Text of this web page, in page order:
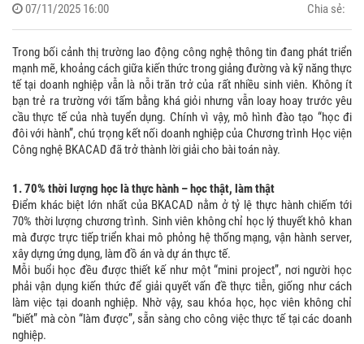
07/11/2025 16:00 Chia sẻ:
Trong bối cảnh thị trường lao động công nghệ thông tin đang phát triển
mạnh mẽ, khoảng cách giữa kiến thức trong giảng đường và kỹ năng thực
tế tại doanh nghiệp vẫn là nỗi trăn trở của rất nhiều sinh viên. Không ít
bạn trẻ ra trường với tấm bằng khá giỏi nhưng vẫn loay hoay trước yêu
cầu thực tế của nhà tuyển dụng. Chính vì vậy, mô hình đào tạo “học đi
đôi với hành”, chú trọng kết nối doanh nghiệp của Chương trình Học viện
Công nghệ BKACAD đã trở thành lời giải cho bài toán này.
1. 70% thời lượng học là thực hành – học thật, làm thật
Điểm khác biệt lớn nhất của BKACAD nằm ở tỷ lệ thực hành chiếm tới
70% thời lượng chương trình. Sinh viên không chỉ học lý thuyết khô khan
mà được trực tiếp triển khai mô phỏng hệ thống mạng, vận hành server,
xây dựng ứng dụng, làm đồ án và dự án thực tế.
Mỗi buổi học đều được thiết kế như một “mini project”, nơi người học
phải vận dụng kiến thức để giải quyết vấn đề thực tiễn, giống như cách
làm việc tại doanh nghiệp. Nhờ vậy, sau khóa học, học viên không chỉ
“biết” mà còn “làm được”, sẵn sàng cho công việc thực tế tại các doanh
nghiệp.